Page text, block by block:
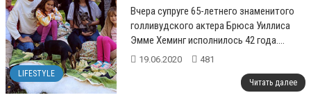
LIFESTYLE
Вчера супруге 65-летнего знаменитого
голливудского актера Брюса Уиллиса
Эмме Хеминг исполнилось 42 года....
19.06.2020 481
Читать далее